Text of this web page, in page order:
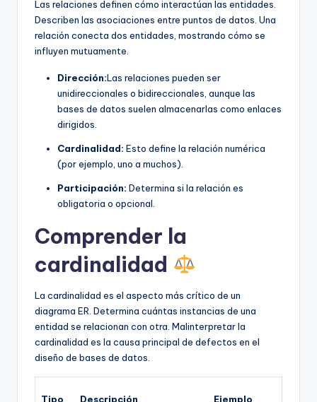
Las relaciones definen cómo interactúan las entidades.
Describen las asociaciones entre puntos de datos. Una
relación conecta dos entidades, mostrando cómo se
influyen mutuamente.
Dirección:Las relaciones pueden ser
unidireccionales o bidireccionales, aunque las
bases de datos suelen almacenarlas como enlaces
dirigidos.
Cardinalidad: Esto define la relación numérica
(por ejemplo, uno a muchos).
Participación: Determina si la relación es
obligatoria o opcional.
Comprender la
cardinalidad
La cardinalidad es el aspecto más crítico de un
diagrama ER. Determina cuántas instancias de una
entidad se relacionan con otra. Malinterpretar la
cardinalidad es la causa principal de defectos en el
diseño de bases de datos.
Tipo Descripción Ejemplo